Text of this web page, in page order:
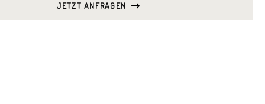
JETZT ANFRAGEN